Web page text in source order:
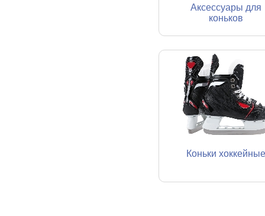
Аксессуары для
коньков
Коньки хоккейные